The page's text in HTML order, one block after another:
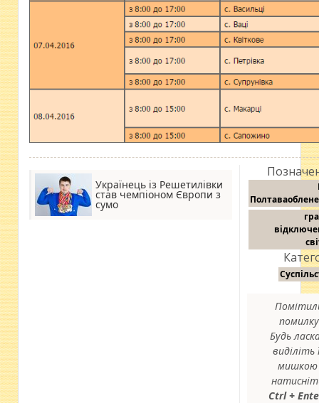
Українець із Решетилівки
став чемпіоном Європи з
сумо
Будь
виділіть
мишкою
Ctrl +